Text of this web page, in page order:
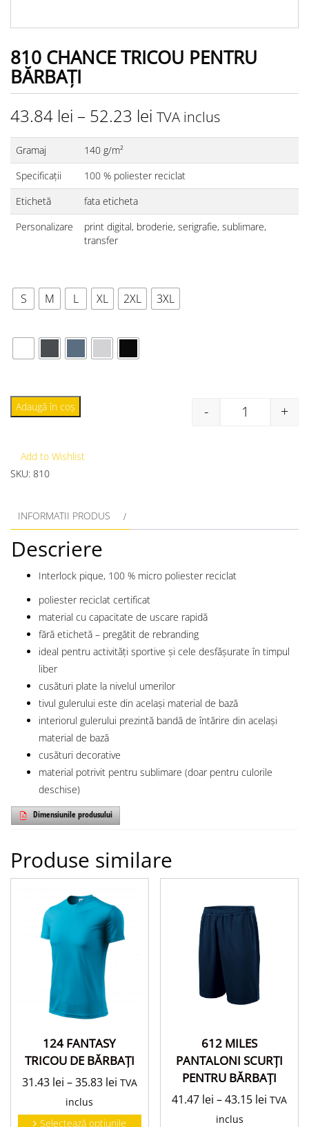
810 CHANCE TRICOU PENTRU
BĂRBAŢI
43.84 lei – 52.23 lei TVA inclus
Gramaj
140 g/m²
Specificații
100 % poliester reciclat
Etichetă
fata eticheta
Personalizare
print digital, broderie, serigrafie, sublimare,
transfer
S M L XL 2XL 3XL
- +
Adaugă în coș
Add to Wishlist
SKU: 810
INFORMATII PRODUS
Descriere
Interlock pique, 100 % micro poliester reciclat
poliester reciclat certificat
material cu capacitate de uscare rapidă
fără etichetă – pregătit de rebranding
ideal pentru activități sportive și cele desfășurate în timpul
liber
cusături plate la nivelul umerilor
tivul gulerului este din același material de bază
interiorul gulerului prezintă bandă de întărire din același
material de bază
cusături decorative
material potrivit pentru sublimare (doar pentru culorile
deschise)
Dimensiunile produsului
Produse similare
124 FANTASY
TRICOU DE BĂRBAŢI
31.43 lei –35.83 lei TVA
inclus
Selectează opțiunile
612 MILES
PANTALONI SCURŢI
PENTRU BĂRBAŢI
41.47 lei –43.15 lei TVA
inclus